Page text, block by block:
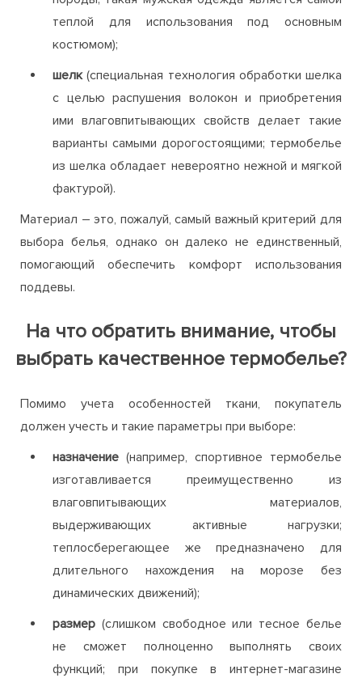
теплой для использования под основным
костюмом);
шелк(специальная технология обработки шелка
с целью распушения волокон и приобретения
ими влаговпитывающих свойств делает такие
варианты самыми дорогостоящими; термобелье
из шелка обладает невероятно нежной и мягкой
фактурой).
Материал – это, пожалуй, самый важный критерий для
выбора белья, однако он далеко не единственный,
помогающий обеспечить комфорт использования
поддевы.
На что обратить внимание, чтобы
выбрать качественное термобелье?
Помимо учета особенностей ткани, покупатель
должен учесть и такие параметры при выборе:
назначение (например, спортивное термобелье
изготавливается преимущественно из
влаговпитывающих материалов,
выдерживающих активные нагрузки;
теплосберегающее же предназначено для
длительного нахождения на морозе без
динамических движений);
размер (слишком свободное или тесное белье
не сможет полноценно выполнять своих
функций; при покупке в интернет-магазине